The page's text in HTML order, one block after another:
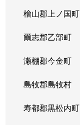
檜山郡上ノ国町
爾志郡乙部町
瀬棚郡今金町
島牧郡島牧村
寿都郡黒松内町